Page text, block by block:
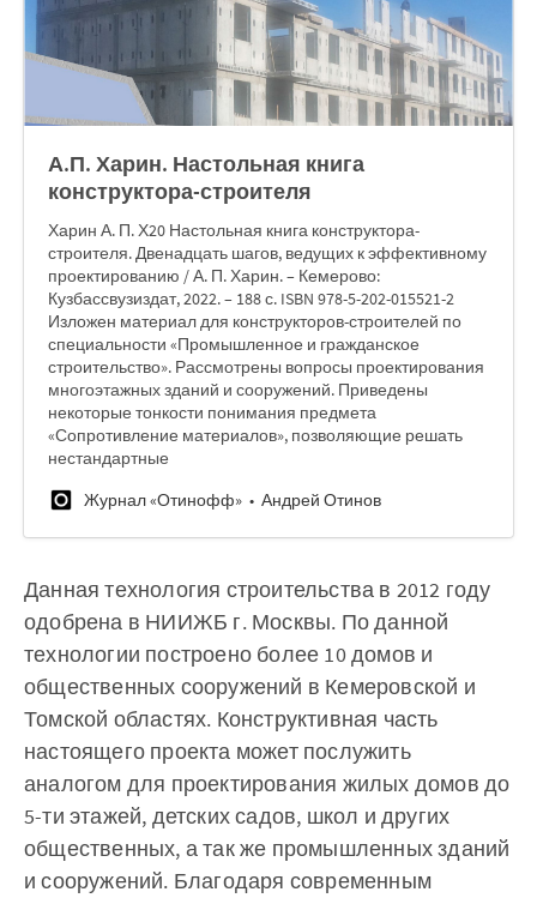
А.П. Харин. Настольная книга
конструктора-строителя
Харин А. П. Х20 Настольная книга конструктора-
строителя. Двенадцать шагов, ведущих к эффективному
проектированию / А. П. Харин. – Кемерово:
Кузбассвузиздат, 2022. – 188 с. ISBN 978-5-202-015521-2
Изложен материал для конструкторов-строителей по
специальности «Промышленное и гражданское
строительство». Рассмотрены вопросы проектирования
многоэтажных зданий и сооружений. Приведены
некоторые тонкости понимания предмета
«Сопротивление материалов», позволяющие решать
нестандартные
Журнал «Отинофф»
Андрей Отинов
Данная технология строительства в 2012 году
одобрена в НИИЖБ г. Москвы. По данной
технологии построено более 10 домов и
общественных сооружений в Кемеровской и
Томской областях. Конструктивная часть
настоящего проекта может послужить
аналогом для проектирования жилых домов до
5-ти этажей, детских садов, школ и других
общественных, а так же промышленных зданий
и сооружений. Благодаря современным